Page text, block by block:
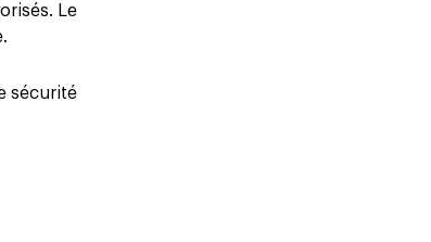
Le
sécurité